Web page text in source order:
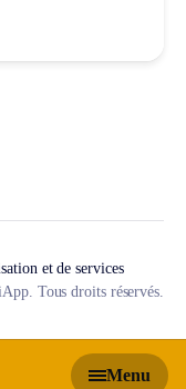
Menu
et de services
Tous droits réservés.